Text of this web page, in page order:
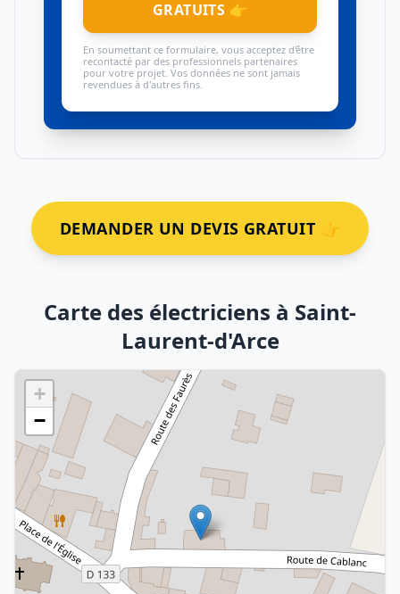
GRATUITS 👉
En soumettant ce formulaire, vous acceptez d'être
recontacté par des professionnels partenaires
pour votre projet. Vos données ne sont jamais
revendues à d'autres fins.
DEMANDER UN DEVIS GRATUIT 👉
Carte des électriciens à Saint-
Laurent-d'Arce
+
−